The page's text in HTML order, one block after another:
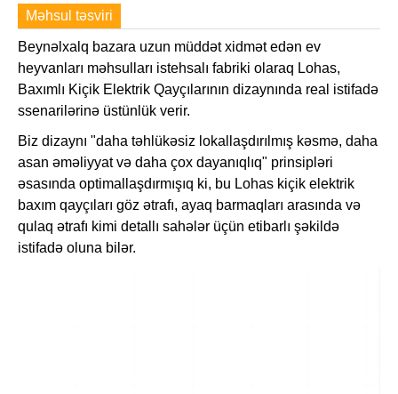
Məhsul təsviri
Beynəlxalq bazara uzun müddət xidmət edən ev
heyvanları məhsulları istehsalı fabriki olaraq Lohas,
Baxımlı Kiçik Elektrik Qayçılarının dizaynında real istifadə
ssenarilərinə üstünlük verir.
Biz dizaynı "daha təhlükəsiz lokallaşdırılmış kəsmə, daha
asan əməliyyat və daha çox dayanıqlıq" prinsipləri
əsasında optimallaşdırmışıq ki, bu Lohas kiçik elektrik
baxım qayçıları göz ətrafı, ayaq barmaqları arasında və
qulaq ətrafı kimi detallı sahələr üçün etibarlı şəkildə
istifadə oluna bilər.